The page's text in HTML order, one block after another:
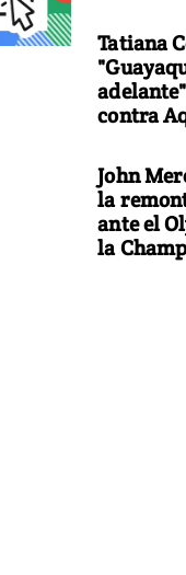
Tatiana
contra
John
la
ante el
la